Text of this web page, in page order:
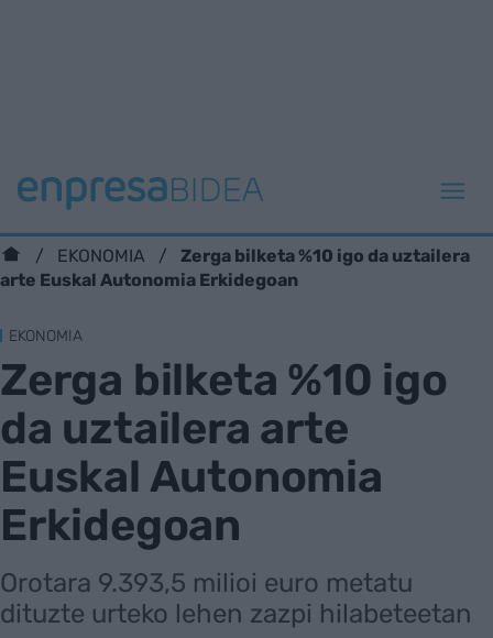
EKONOMIA
Zerga bilketa %10 igo da uztailera
arte Euskal Autonomia Erkidegoan
EKONOMIA
Zerga bilketa %10 igo
da uztailera arte
Euskal Autonomia
Erkidegoan
Orotara 9.393,5 milioi euro metatu
dituzte urteko lehen zazpi hilabeteetan